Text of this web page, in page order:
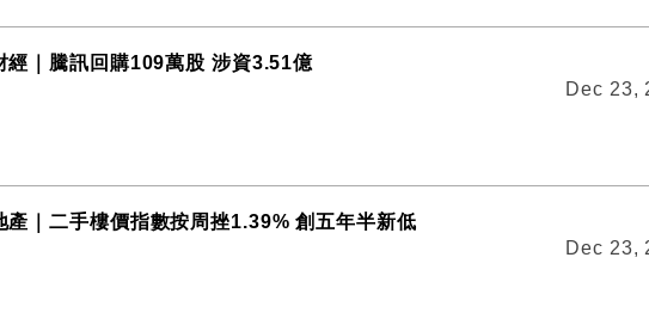
經｜騰訊回購109萬股 涉資3.51億
Dec 23,
產｜二手樓價指數按周挫1.39% 創五年半新低
Dec 23,